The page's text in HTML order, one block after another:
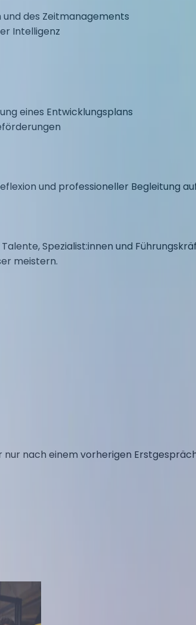
des Zeitmanagements
Intelligenz
eines Entwicklungsplans
und professioneller Begleitung
Spezialist:innen und
meistern.
nach einem vorherigen